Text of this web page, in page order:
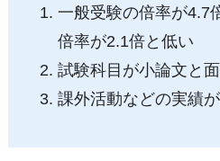
一般受験の倍率が4.7
倍率が2.1倍と低い
試験科目が小論文と
課外活動などの実績